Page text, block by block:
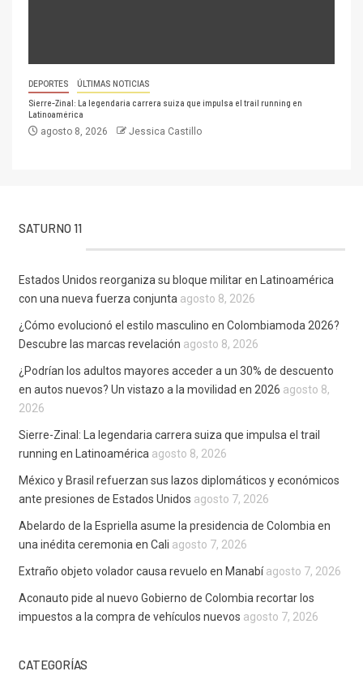
DEPORTES ÚLTIMAS NOTICIAS
Sierre-Zinal: La legendaria carrera suiza que impulsa el trail running en
Latinoamérica
agosto 8, 2026 Jessica Castillo
SATURNO 11
Estados Unidos reorganiza su bloque militar en Latinoamérica
con una nueva fuerza conjunta agosto 8, 2026
¿Cómo evolucionó el estilo masculino en Colombiamoda 2026?
Descubre las marcas revelación agosto 8, 2026
¿Podrían los adultos mayores acceder a un 30% de descuento
en autos nuevos? Un vistazo a la movilidad en 2026 agosto 8,
2026
Sierre-Zinal: La legendaria carrera suiza que impulsa el trail
running en Latinoamérica agosto 8, 2026
México y Brasil refuerzan sus lazos diplomáticos y económicos
ante presiones de Estados Unidos agosto 7, 2026
Abelardo de la Espriella asume la presidencia de Colombia en
una inédita ceremonia en Cali agosto 7, 2026
Extraño objeto volador causa revuelo en Manabí agosto 7, 2026
Aconauto pide al nuevo Gobierno de Colombia recortar los
impuestos a la compra de vehículos nuevos agosto 7, 2026
CATEGORÍAS